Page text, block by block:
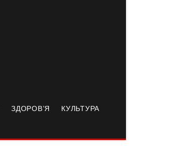
ЗДОРОВ’Я КУЛЬТУРА